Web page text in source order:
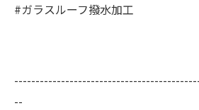
#ガラスルーフ撥水加工
--